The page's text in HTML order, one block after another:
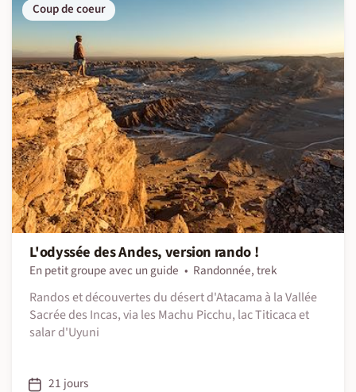
Coup de coeur
L'odyssée des Andes, version rando !
En petit groupe avec un guide
Randonnée, trek
Randos et découvertes du désert d'Atacama à la Vallée
Sacrée des Incas, via les Machu Picchu, lac Titicaca et
salar d'Uyuni
21 jours